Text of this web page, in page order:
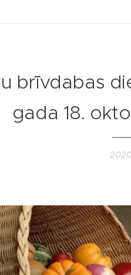
brīvdabas
gada 18.